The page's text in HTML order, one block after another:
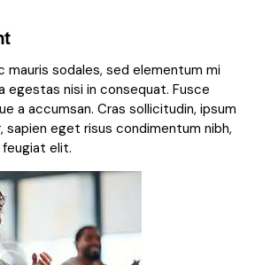
mauris sodales, sed elementum mi
egestas nisi in consequat. Fusce
a accumsan. Cras sollicitudin, ipsum
sapien eget risus condimentum nibh,
elit.